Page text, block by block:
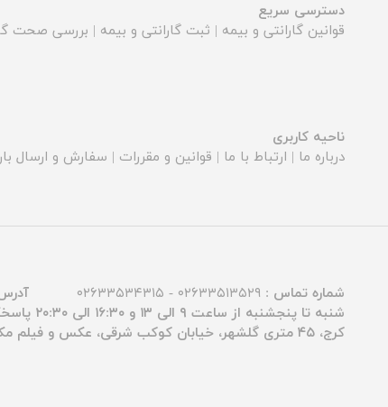
دسترسی سریع
قوانین گارانتی و بیمه | ثبت گارانتی و بیمه | بررسی صحت
ناحیه کاربری
درباره ما | ارتباط با ما | قوانین و مقررات | سفارش و ارسال بار
شماره تماس : ۰۲۶۳۳۵۱۳۵۲۹ - ۰۲۶۳۳۵۳۴۳۱۵
شنبه تا پنجشنبه از ساعت ۹ الی ۱۳ و ۱۶:۳۰ الی ۲۰:۳۰ پاسخگوی شما عزیزان هستیم.
کرج، ۴۵ متری گلشهر، خیابان کوکب شرقی، عکس و فیلم مکث